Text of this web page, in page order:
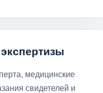
медицинские
свидетелей и